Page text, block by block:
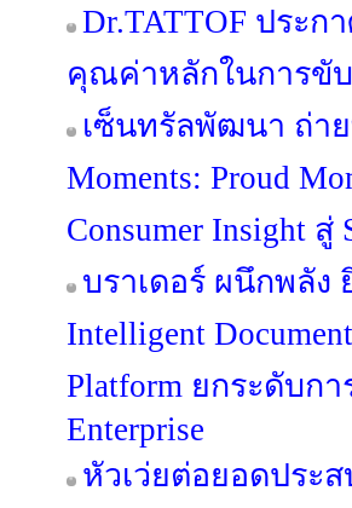
Dr.TATTOF ประก
คุณค่าหลักในการขั
เซ็นทรัลพัฒนา ถ่า
Moments: Proud
Consumer Insight
บราเดอร์ ผนึกพลัง
Intelligent
Platform ยกระดับก
Enterprise
หัวเว่ยต่อยอดประ